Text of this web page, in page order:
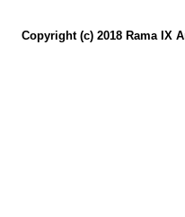
Copyright (c) 2018 Rama IX